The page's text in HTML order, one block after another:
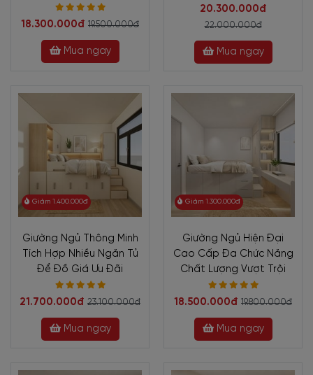
18.300.000đ 19.500.000đ
Mua ngay
20.300.000đ
22.000.000đ
Mua ngay
Giảm 1.400.000đ
Giường Ngủ Thông Minh
Tích Hợp Nhiều Ngăn Tủ
Để Đồ Giá Ưu Đãi
21.700.000đ 23.100.000đ
Mua ngay
Giảm 1.300.000đ
Giường Ngủ Hiện Đại
Cao Cấp Đa Chức Năng
Chất Lượng Vượt Trội
18.500.000đ 19.800.000đ
Mua ngay